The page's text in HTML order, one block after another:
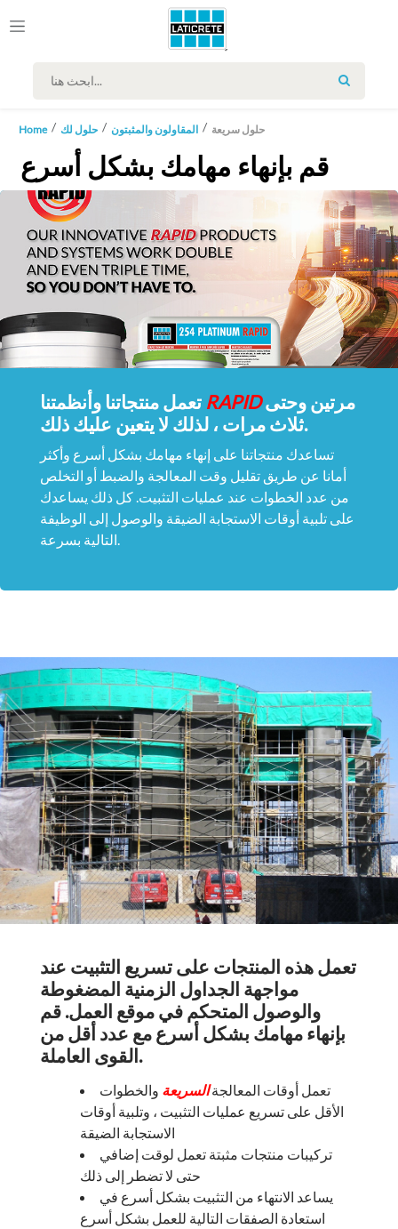
SEARCH
Home حلول لك المقاولون والمثبتون حلول سريعة
قم بإنهاء مهامك بشكل أسرع
تعمل منتجاتنا وأنظمتنا RAPIDمرتين وحتى
ثلاث مرات ، لذلك لا يتعين عليك ذلك.
تساعدك منتجاتنا على إنهاء مهامك بشكل أسرع وأكثر
أمانا عن طريق تقليل وقت المعالجة والضبط أو التخلص
من عدد الخطوات عند عمليات التثبيت. كل ذلك يساعدك
على تلبية أوقات الاستجابة الضيقة والوصول إلى الوظيفة
التالية بسرعة.
تعمل هذه المنتجات على تسريع التثبيت عند
مواجهة الجداول الزمنية المضغوطة
والوصول المتحكم في موقع العمل. قم
بإنهاء مهامك بشكل أسرع مع عدد أقل من
القوى العاملة.
تعمل أوقات المعالجةالسريعة والخطوات
الأقل على تسريع عمليات التثبيت ، وتلبية أوقات
الاستجابة الضيقة
تركيبات منتجات مثبتة تعمل لوقت إضافي
حتى لا تضطر إلى ذلك
يساعد الانتهاء من التثبيت بشكل أسرع في
استعادة الصفقات التالية للعمل بشكل أسرع